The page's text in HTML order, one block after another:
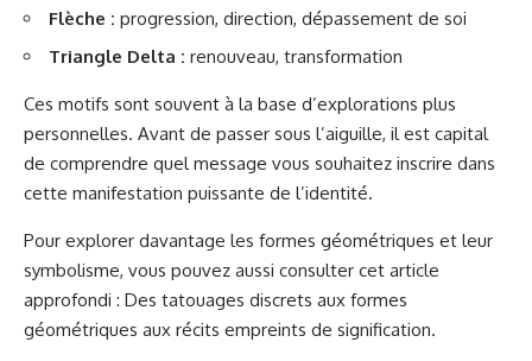
Flèche : progression, direction, dépassement de soi
Triangle Delta : renouveau, transformation
Ces motifs sont souvent à la base d’explorations plus
personnelles. Avant de passer sous l’aiguille, il est capital
de comprendre quel message vous souhaitez inscrire dans
cette manifestation puissante de l’identité.
Pour explorer davantage les formes géométriques et leur
symbolisme, vous pouvez aussi consulter cet article
approfondi : Des tatouages discrets aux formes
géométriques aux récits empreints de signification.